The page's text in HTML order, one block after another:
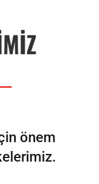
önem